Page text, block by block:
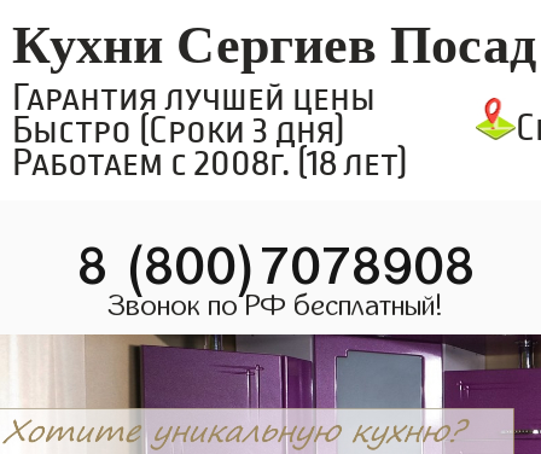
Кухни Сергиев Посад
Гарантия лучшей цены
Быстро (Сроки 3 дня)
Работаем с 2008г. (18 лет)
8 (800)7078908
Звонок по РФ бесплатный!